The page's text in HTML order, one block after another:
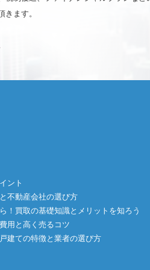
きます。
ント
不動産会社の選び方
！買取の基礎知識とメリットを知ろう
用と高く売るコツ
建ての特徴と業者の選び方